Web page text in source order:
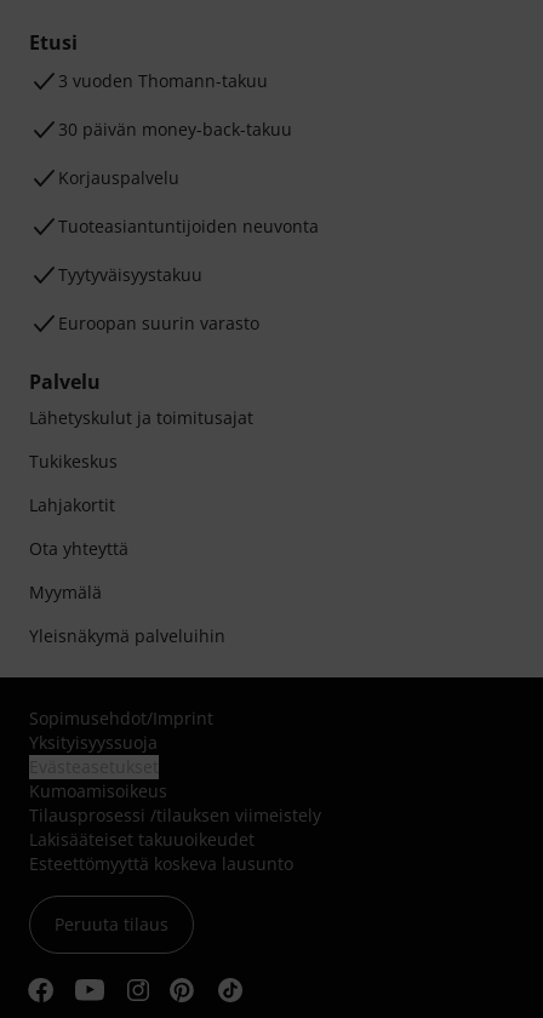
Etusi
3 vuoden Thomann-takuu
30 päivän money-back-takuu
Korjauspalvelu
Tuoteasiantuntijoiden neuvonta
Tyytyväisyystakuu
Euroopan suurin varasto
Palvelu
Lähetyskulut ja toimitusajat
Tukikeskus
Lahjakortit
Ota yhteyttä
Myymälä
Yleisnäkymä palveluihin
Sopimusehdot/Imprint
Yksityisyyssuoja
Kumoamisoikeus
Tilausprosessi /tilauksen viimeistely
Lakisääteiset takuuoikeudet
Esteettömyyttä koskeva lausunto
Peruuta tilaus